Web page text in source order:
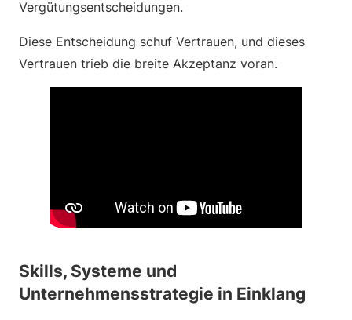
Vergütungsentscheidungen.
Diese Entscheidung schuf Vertrauen, und dieses
Vertrauen trieb die breite Akzeptanz voran.
Skills, Systeme und
Unternehmensstrategie in Einklang